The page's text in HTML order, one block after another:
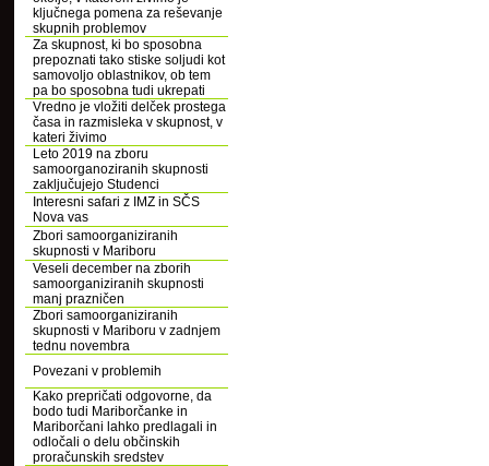
ključnega pomena za reševanje
skupnih problemov
Za skupnost, ki bo sposobna
prepoznati tako stiske soljudi kot
samovoljo oblastnikov, ob tem
pa bo sposobna tudi ukrepati
Vredno je vložiti delček prostega
časa in razmisleka v skupnost, v
kateri živimo
Leto 2019 na zboru
samoorganoziranih skupnosti
zaključujejo Studenci
Interesni safari z IMZ in SČS
Nova vas
Zbori samoorganiziranih
skupnosti v Mariboru
Veseli december na zborih
samoorganiziranih skupnosti
manj prazničen
Zbori samoorganiziranih
skupnosti v Mariboru v zadnjem
tednu novembra
Povezani v problemih
Kako prepričati odgovorne, da
bodo tudi Mariborčanke in
Mariborčani lahko predlagali in
odločali o delu občinskih
proračunskih sredstev